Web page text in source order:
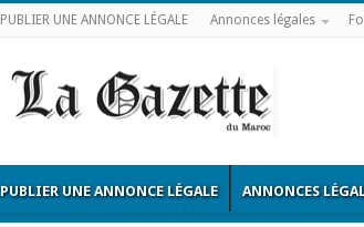
PUBLIER UNE ANNONCE LÉGALE Annonces légales
PUBLIER UNE ANNONCE LÉGALE ANNONCES